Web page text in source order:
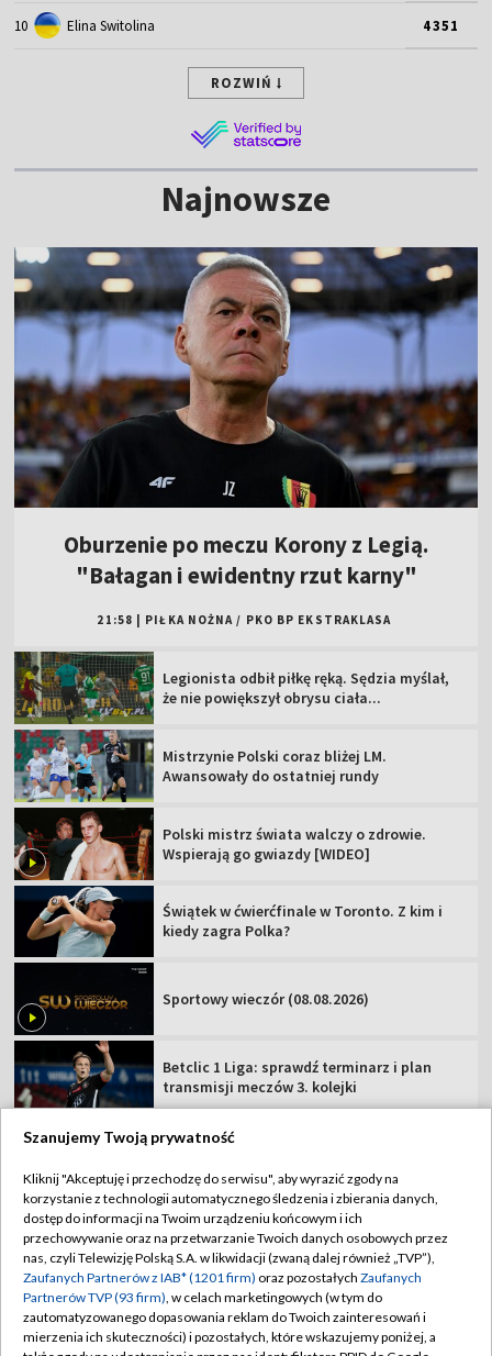
10 Elina Switolina 4351
ROZWIŃ
Najnowsze
Oburzenie po meczu Korony z Legią.
"Bałagan i ewidentny rzut karny"
21:58 PIŁKA NOŻNA / PKO BP EKSTRAKLASA
Legionista odbił piłkę ręką. Sędzia myślał,
że nie powiększył obrysu ciała...
Mistrzynie Polski coraz bliżej LM.
Awansowały do ostatniej rundy
Polski mistrz świata walczy o zdrowie.
Wspierają go gwiazdy [WIDEO]
Świątek w ćwierćfinale w Toronto. Z kim i
kiedy zagra Polka?
Sportowy wieczór (08.08.2026)
Betclic 1 Liga: sprawdź terminarz i plan
transmisji meczów 3. kolejki
TVP
Abonament TVP
Sklep TVP
Biuro Reklamy
Oferta Handlowa
Regulamin TVP
Polityka prywatności
Moje zgody
Biuro reklamy
Szanujemy Twoją prywatność
Kliknij "Akceptuję i przechodzę do serwisu", aby wyrazić zgody na
korzystanie z technologii automatycznego śledzenia i zbierania danych,
dostęp do informacji na Twoim urządzeniu końcowym i ich
przechowywanie oraz na przetwarzanie Twoich danych osobowych przez
nas, czyli Telewizję Polską S.A. w likwidacji (zwaną dalej również „TVP”),
Zaufanych Partnerów z IAB* (1201 firm) oraz pozostałych Zaufanych
Partnerów TVP (93 firm), w celach marketingowych (w tym do
zautomatyzowanego dopasowania reklam do Twoich zainteresowań i
mierzenia ich skuteczności) i pozostałych, które wskazujemy poniżej, a